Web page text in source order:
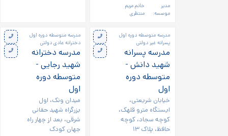
مدیر
موسسه:
خانم مریم
منتظری
مدرسه متوسطه دوره اول
پسرانه غیر دولتی
مدرسه پسرانه
شهید دانش -
متوسطه دوره
اول
خیابان شریعتی،
ایستگاه مترو قلهک،
کوچه سجاد، کوچه
حافظ، پلاک ۱۳
مدرسه متوسطه دوره اول
دخترانه عادی دولتی
مدرسه دخترانه
شهید رجایی -
متوسطه دوره
اول
میدان ونک، اول
بزرگراه شهید حقانی
شرقی، بعد از چهار راه
جهان کودک